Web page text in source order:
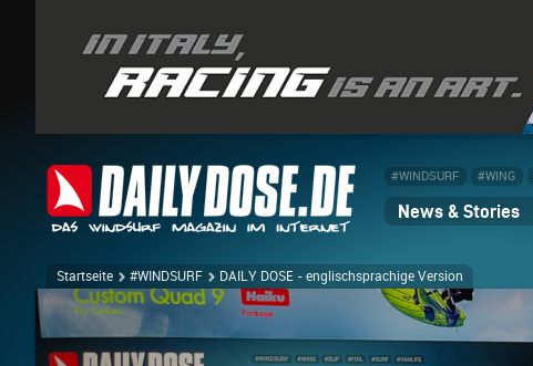
#WINDSURF #WING
News & Stories
Startseite #WINDSURF DAILY DOSE - englischsprachige Version